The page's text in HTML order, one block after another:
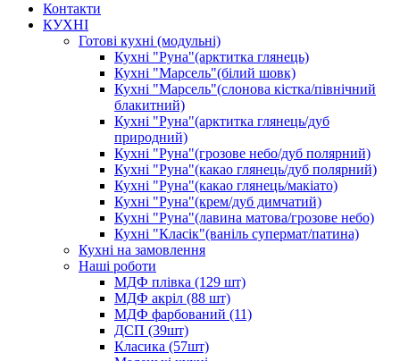
Контакти
КУХНІ
Готові кухні (модульні)
Кухні "Руна"(арктитка глянець)
Кухні "Марсель"(білий шовк)
Кухні "Марсель"(слонова кістка/північний
блакитний)
Кухні "Руна"(арктитка глянець/дуб
природний)
Кухні "Руна"(грозове небо/дуб полярний)
Кухні "Руна"(какао глянець/дуб полярний)
Кухні "Руна"(какао глянець/макіато)
Кухні "Руна"(крем/дуб димчатий)
Кухні "Руна"(лавина матова/грозове небо)
Кухні "Класік"(ваніль супермат/патина)
Кухні на замовлення
Наші роботи
МДФ плівка (129 шт)
МДФ акріл (88 шт)
МДФ фарбований (11)
ДСП (39шт)
Класика (57шт)